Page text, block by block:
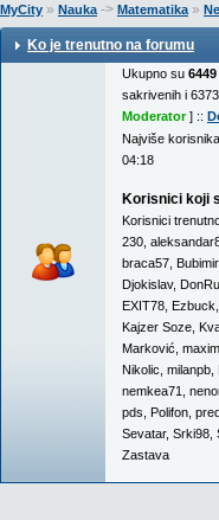
MyCity » Nauka-> Matematika»
Ko je trenutno na forumu
Ukupno su 6449
sakrivenih i
Moderator] ::
Najviše
04:18
Korisnici koji
Korisnici
230
braca57 Bubimir,
Djokislav,
EXIT78 Ezbuck
Kajzer Soze
Marković
Nikolic milanpb
nemkea71
pds Polifon
Sevatar, Srki98
Zastava